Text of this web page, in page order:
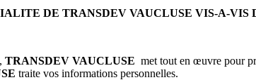
DE TRANSDEV VAUCLUSE VIS-A-VIS
TRANSDEV VAUCLUSE met tout en œuvre pour
traite vos informations personnelles.